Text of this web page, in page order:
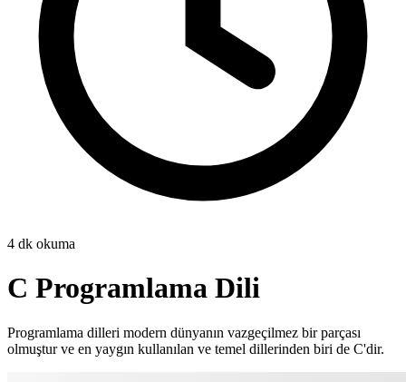
4 dk okuma
C Programlama Dili
Programlama dilleri modern dünyanın vazgeçilmez bir parçası
olmuştur ve en yaygın kullanılan ve temel dillerinden biri de C'dir.